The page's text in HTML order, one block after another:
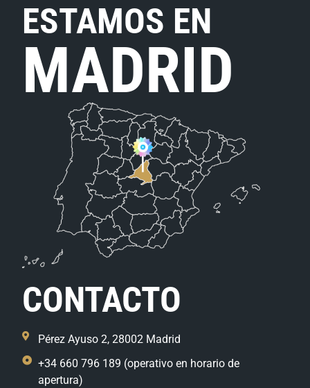
ESTAMOS EN
MADRID
CONTACTO
Pérez Ayuso 2, 28002 Madrid
+34 660 796 189 (operativo en horario de
apertura)